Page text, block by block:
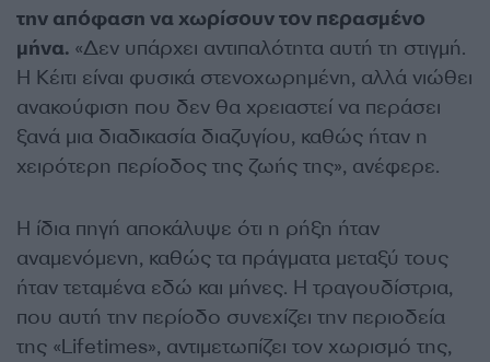
την απόφαση να χωρίσουν τον περασμένο
μήνα. «Δεν υπάρχει αντιπαλότητα αυτή τη στιγμή.
Η Κέιτι είναι φυσικά στενοχωρημένη, αλλά νιώθει
ανακούφιση που δεν θα χρειαστεί να περάσει
ξανά μια διαδικασία διαζυγίου, καθώς ήταν η
χειρότερη περίοδος της ζωής της», ανέφερε.
Η ίδια πηγή αποκάλυψε ότι η ρήξη ήταν
αναμενόμενη, καθώς τα πράγματα μεταξύ τους
ήταν τεταμένα εδώ και μήνες. Η τραγουδίστρια,
που αυτή την περίοδο συνεχίζει την περιοδεία
της «Lifetimes», αντιμετωπίζει τον χωρισμό της,